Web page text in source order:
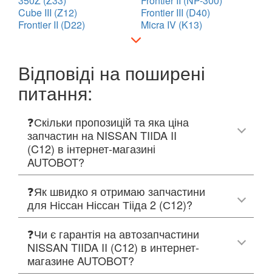
Cube III (Z12)
Frontier II (D22)
Frontier III (D40)
Micra IV (K13)
Відповіді на поширені
питання:
❓Скільки пропозицій та яка ціна
запчастин на NISSAN TIIDA II
(C12) в інтернет-магазині
AUTOBOT?
❓Як швидко я отримаю запчастини
для Ніссан Ніссан Тііда 2 (С12)?
❓Чи є гарантія на автозапчастини
NISSAN TIIDA II (C12) в интернет-
магазине AUTOBOT?